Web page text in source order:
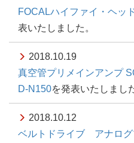
FOCALハイファイ・ヘッ
表いたしました。
2018.10.19
真空管プリメインアンプ
D-N150を発表いたしまし
2018.10.12
ベルトドライブ アナロ